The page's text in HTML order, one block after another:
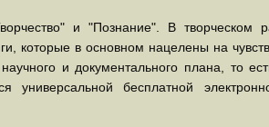
и "Познание". В творческом
которые в основном нацелены на
и документального плана, то
универсальной бесплатной